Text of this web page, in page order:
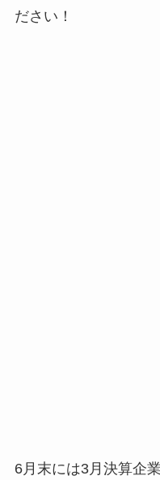
ださい！
6月末には3月決算企